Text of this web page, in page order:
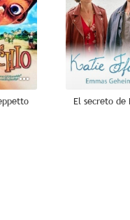
El secreto de